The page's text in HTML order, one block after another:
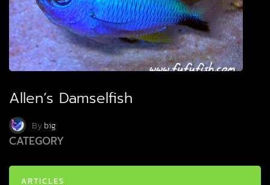
Allen’s Damselfish
Bybig
CATEGORY
ARTICLES